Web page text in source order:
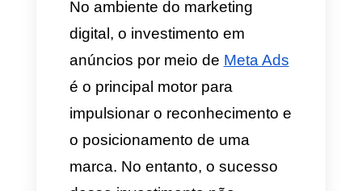
de dados e controle da
informação
4. Equipes comerciais
focadas exclusivamente no
fechamento de negócios
Como aumentar o impacto
dos anúncios por meio de
mensagens automáticas
no Instagram